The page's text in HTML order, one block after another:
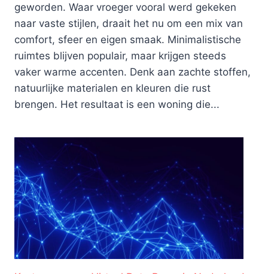
geworden. Waar vroeger vooral werd gekeken
naar vaste stijlen, draait het nu om een mix van
comfort, sfeer en eigen smaak. Minimalistische
ruimtes blijven populair, maar krijgen steeds
vaker warme accenten. Denk aan zachte stoffen,
natuurlijke materialen en kleuren die rust
brengen. Het resultaat is een woning die...